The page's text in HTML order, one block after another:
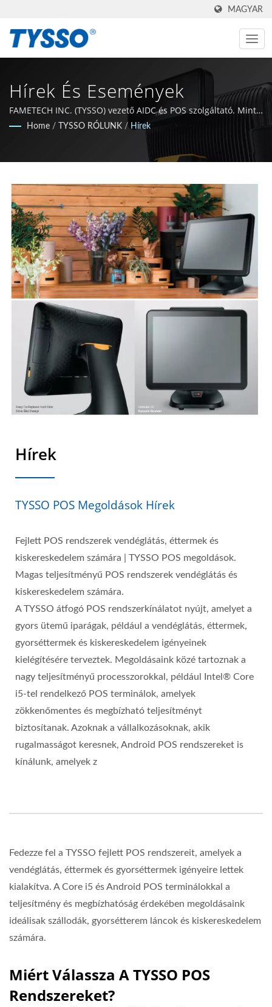
MAGYAR
Hírek És Események
FAMETECH INC. (TYSSO) vezető AIDC és POS szolgáltató. Mint
ISO-9001 / 9002 tanúsítvánnyal rendelkező gyártó, a cég erős
K+F háttérrel rendelkezik, és az egész csapat elkötelezett az
Auto-ID és POS technológia területén való vezető szerep
Home / TYSSO RÓLUNK / Hírek
Hírek
TYSSO POS Megoldások Hírek
Fejlett POS rendszerek vendéglátás, éttermek és
kiskereskedelem számára | TYSSO POS megoldások.
Magas teljesítményű POS rendszerek vendéglátás és
kiskereskedelem számára.
A TYSSO átfogó POS rendszerkínálatot nyújt, amelyet a
gyors ütemű iparágak, például a vendéglátás, éttermek,
gyorséttermek és kiskereskedelem igényeinek
kielégítésére terveztek. Megoldásaink közé tartoznak a
nagy teljesítményű processzorokkal, például Intel® Core
i5-tel rendelkező POS terminálok, amelyek
zökkenőmentes és megbízható teljesítményt
biztosítanak. Azoknak a vállalkozásoknak, akik
rugalmasságot keresnek, Android POS rendszereket is
kínálunk, amelyek z
Fedezze fel a TYSSO fejlett POS rendszereit, amelyek a
vendéglátás, éttermek és gyorséttermek igényeire lettek
kialakítva. A Core i5 és Android POS terminálokkal a
teljesítmény és megbízhatóság érdekében megoldásaink
ideálisak szállodák, gyorsétterem láncok és kiskereskedelem
számára.
Miért Válassza A TYSSO POS
Rendszereket?